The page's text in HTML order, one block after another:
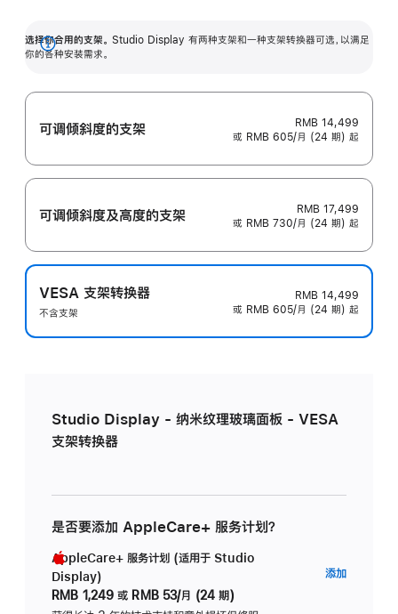
选择你合用的支架。 Studio Display 有两种支架和一种支架转换器可选，以满足
你的各种安装需求。
展
可调倾斜度的支架
RMB 14,499
或 RMB 605/月 (24 期) 起
可调倾斜度及高‍度的支‍架
RMB 17,499
或 RMB 730/月 (24 期) 起
VESA 支架转换器
不含支架
RMB 14,499
或 RMB 605/月 (24 期) 起
Studio Display - 纳米纹理玻璃面板 - VESA
支架转换器
是否要添加 AppleCare+ 服务计划？
AppleCare+ 服务计划 (适用于 Studio
Display)
RMB 1,249 或 RMB 53/月 (24 期)
添加